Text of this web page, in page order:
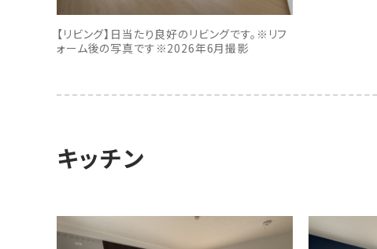
【リビング】日当たり良好のリビングです。※リフ
ォーム後の写真です※2026年6月撮影
キッチン